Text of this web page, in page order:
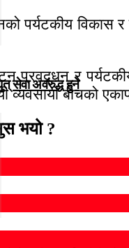
सेवा अवरुद्ध हुने
पर्यटकीय
प्रवद्र्धन र
व्यवसायी बीचको
भयो ?